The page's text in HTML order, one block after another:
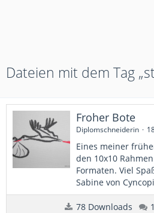
Dateien mit dem Tag
Froher Bote
Diplomschneiderin
Eines meiner
den 10x10
Formaten. Viel
Sabine von
78 Downloads